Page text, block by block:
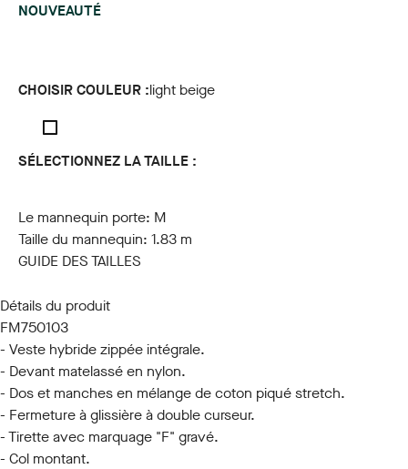
NOUVEAUTÉ
CHOISIR COULEUR :light beige
SÉLECTIONNEZ LA TAILLE :
Le mannequin porte: M
Taille du mannequin: 1.83 m
GUIDE DES TAILLES
Détails du produit
FM750103
- Veste hybride zippée intégrale.
- Devant matelassé en nylon.
- Dos et manches en mélange de coton piqué stretch.
- Fermeture à glissière à double curseur.
- Tirette avec marquage "F" gravé.
- Col montant.